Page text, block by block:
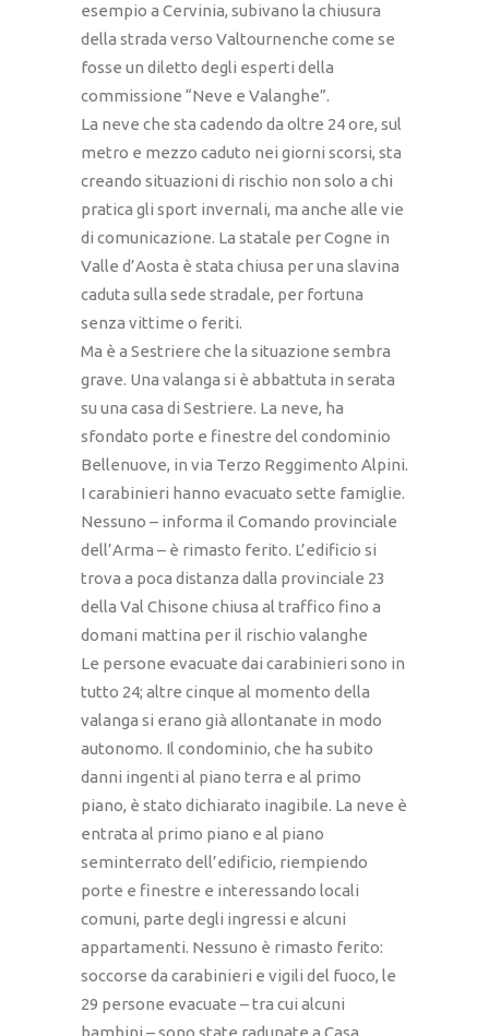
esempio a Cervinia, subivano la chiusura
della strada verso Valtournenche come se
fosse un diletto degli esperti della
commissione “Neve e Valanghe”.
La neve che sta cadendo da oltre 24 ore, sul
metro e mezzo caduto nei giorni scorsi, sta
creando situazioni di rischio non solo a chi
pratica gli sport invernali, ma anche alle vie
di comunicazione. La statale per Cogne in
Valle d’Aosta è stata chiusa per una slavina
caduta sulla sede stradale, per fortuna
senza vittime o feriti.
Ma è a Sestriere che la situazione sembra
grave. Una valanga si è abbattuta in serata
su una casa di Sestriere. La neve, ha
sfondato porte e finestre del condominio
Bellenuove, in via Terzo Reggimento Alpini.
I carabinieri hanno evacuato sette famiglie.
Nessuno – informa il Comando provinciale
dell’Arma – è rimasto ferito. L’edificio si
trova a poca distanza dalla provinciale 23
della Val Chisone chiusa al traffico fino a
domani mattina per il rischio valanghe
Le persone evacuate dai carabinieri sono in
tutto 24; altre cinque al momento della
valanga si erano già allontanate in modo
autonomo. Il condominio, che ha subito
danni ingenti al piano terra e al primo
piano, è stato dichiarato inagibile. La neve è
entrata al primo piano e al piano
seminterrato dell’edificio, riempiendo
porte e finestre e interessando locali
comuni, parte degli ingressi e alcuni
appartamenti. Nessuno è rimasto ferito:
soccorse da carabinieri e vigili del fuoco, le
29 persone evacuate – tra cui alcuni